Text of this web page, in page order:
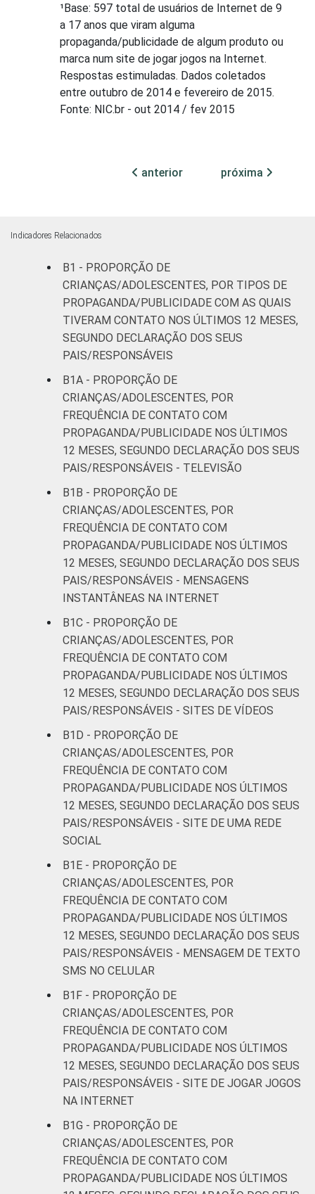
¹Base: 597 total de usuários de Internet de 9
a 17 anos que viram alguma
propaganda/publicidade de algum produto ou
marca num site de jogar jogos na Internet.
Respostas estimuladas. Dados coletados
entre outubro de 2014 e fevereiro de 2015.
Fonte: NIC.br - out 2014 / fev 2015
anterior próxima
Indicadores Relacionados
B1 - PROPORÇÃO DE
CRIANÇAS/ADOLESCENTES, POR TIPOS DE
PROPAGANDA/PUBLICIDADE COM AS QUAIS
TIVERAM CONTATO NOS ÚLTIMOS 12 MESES,
SEGUNDO DECLARAÇÃO DOS SEUS
PAIS/RESPONSÁVEIS
B1A - PROPORÇÃO DE
CRIANÇAS/ADOLESCENTES, POR
FREQUÊNCIA DE CONTATO COM
PROPAGANDA/PUBLICIDADE NOS ÚLTIMOS
12 MESES, SEGUNDO DECLARAÇÃO DOS SEUS
PAIS/RESPONSÁVEIS - TELEVISÃO
B1B - PROPORÇÃO DE
CRIANÇAS/ADOLESCENTES, POR
FREQUÊNCIA DE CONTATO COM
PROPAGANDA/PUBLICIDADE NOS ÚLTIMOS
12 MESES, SEGUNDO DECLARAÇÃO DOS SEUS
PAIS/RESPONSÁVEIS - MENSAGENS
INSTANTÂNEAS NA INTERNET
B1C - PROPORÇÃO DE
CRIANÇAS/ADOLESCENTES, POR
FREQUÊNCIA DE CONTATO COM
PROPAGANDA/PUBLICIDADE NOS ÚLTIMOS
12 MESES, SEGUNDO DECLARAÇÃO DOS SEUS
PAIS/RESPONSÁVEIS - SITES DE VÍDEOS
B1D - PROPORÇÃO DE
CRIANÇAS/ADOLESCENTES, POR
FREQUÊNCIA DE CONTATO COM
PROPAGANDA/PUBLICIDADE NOS ÚLTIMOS
12 MESES, SEGUNDO DECLARAÇÃO DOS SEUS
PAIS/RESPONSÁVEIS - SITE DE UMA REDE
SOCIAL
B1E - PROPORÇÃO DE
CRIANÇAS/ADOLESCENTES, POR
FREQUÊNCIA DE CONTATO COM
PROPAGANDA/PUBLICIDADE NOS ÚLTIMOS
12 MESES, SEGUNDO DECLARAÇÃO DOS SEUS
PAIS/RESPONSÁVEIS - MENSAGEM DE TEXTO
SMS NO CELULAR
B1F - PROPORÇÃO DE
CRIANÇAS/ADOLESCENTES, POR
FREQUÊNCIA DE CONTATO COM
PROPAGANDA/PUBLICIDADE NOS ÚLTIMOS
12 MESES, SEGUNDO DECLARAÇÃO DOS SEUS
PAIS/RESPONSÁVEIS - SITE DE JOGAR JOGOS
NA INTERNET
B1G - PROPORÇÃO DE
CRIANÇAS/ADOLESCENTES, POR
FREQUÊNCIA DE CONTATO COM
PROPAGANDA/PUBLICIDADE NOS ÚLTIMOS